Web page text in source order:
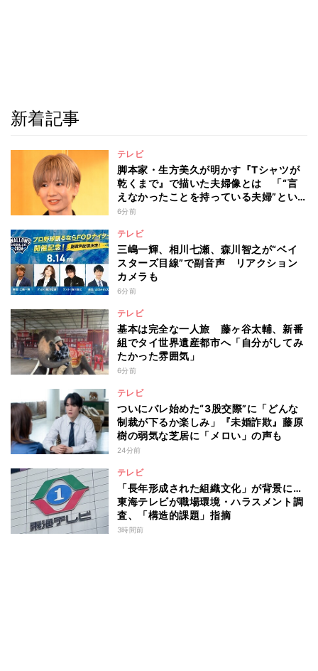
新着記事
テレビ
脚本家・生方美久が明かす『Tシャツが
乾くまで』で描いた夫婦像とは 「“言
えなかったことを持っている夫婦”とい
うのは面白いかも」
6分前
テレビ
三嶋一輝、相川七瀬、森川智之が“ベイ
スターズ目線”で副音声 リアクション
カメラも
6分前
テレビ
基本は完全な一人旅 藤ヶ谷太輔、新番
組でタイ世界遺産都市へ「自分がしてみ
たかった雰囲気」
6分前
テレビ
ついにバレ始めた“3股交際”に「どんな
制裁が下るか楽しみ」『未婚詐欺』藤原
樹の弱気な芝居に「メロい」の声も
24分前
テレビ
「長年形成された組織文化」が背景に…
東海テレビが職場環境・ハラスメント調
査、「構造的課題」指摘
3時間前